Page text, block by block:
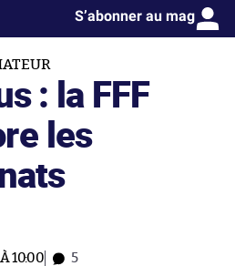
S’abonner au mag
: la FFF
les
10:00 5